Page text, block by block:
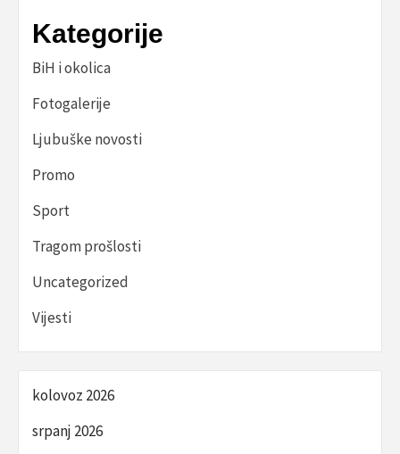
Kategorije
BiH i okolica
Fotogalerije
Ljubuške novosti
Promo
Sport
Tragom prošlosti
Uncategorized
Vijesti
kolovoz 2026
srpanj 2026